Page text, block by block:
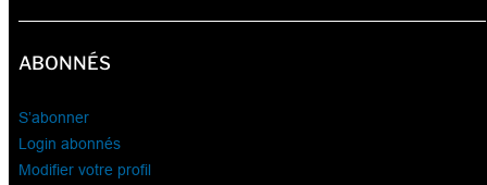
ABONNÉS
S’abonner
Login abonnés
Modifier votre profil